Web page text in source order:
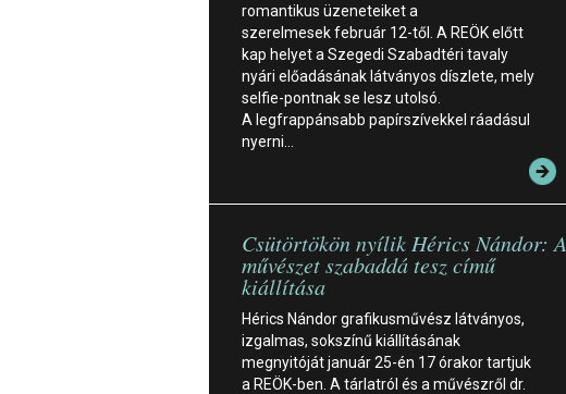
romantikus üzeneteiket a
szerelmesek február 12-től. A REÖK előtt
kap helyet a Szegedi Szabadtéri tavaly
nyári előadásának látványos díszlete, mely
selfie-pontnak se lesz utolsó.
A legfrappánsabb papírszívekkel ráadásul
nyerni…
Csütörtökön nyílik Hérics Nándor: A
művészet szabaddá tesz című
kiállítása
Hérics Nándor grafikusművész látványos,
izgalmas, sokszínű kiállításának
megnyitóját január 25-én 17 órakor tartjuk
a REÖK-ben. A tárlatról és a művészről dr.